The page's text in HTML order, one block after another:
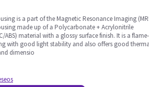
is a part of the Magnetic Resonance Imaging
made up of a Polycarbonate + Acrylonitrile
ABS) material with a glossy surface finish. It is a flame-
with good light stability and also offers good
dimensio